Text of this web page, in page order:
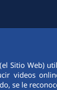
Sitio Web)
videos
se le